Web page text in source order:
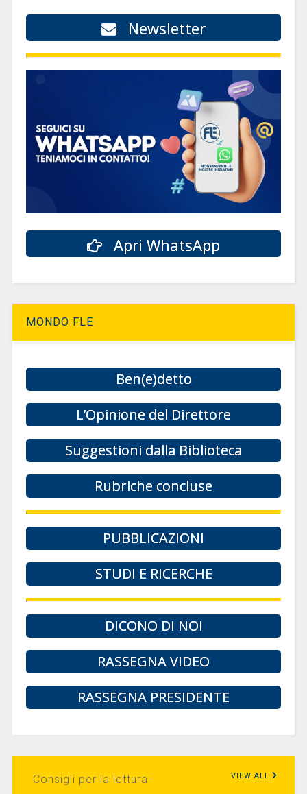
Newsletter
Apri WhatsApp
MONDO FLE
Ben(e)detto
L’Opinione del Direttore
Suggestioni dalla Biblioteca
Rubriche concluse
PUBBLICAZIONI
STUDI E RICERCHE
DICONO DI NOI
RASSEGNA VIDEO
RASSEGNA PRESIDENTE
Consigli per la lettura VIEW ALL